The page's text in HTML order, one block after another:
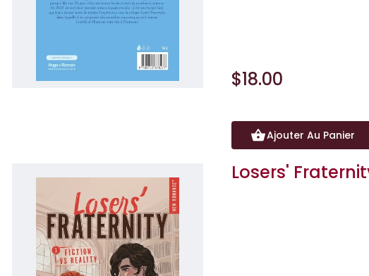
$18.00
Ajouter Au Panier
Losers'